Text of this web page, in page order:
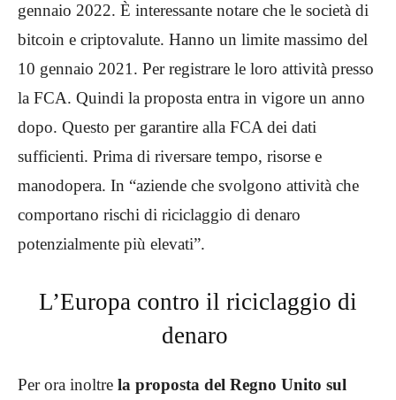
gennaio 2022. È interessante notare che le società di
bitcoin e criptovalute. Hanno un limite massimo del
10 gennaio 2021. Per registrare le loro attività presso
la FCA. Quindi la proposta entra in vigore un anno
dopo. Questo per garantire alla FCA dei dati
sufficienti. Prima di riversare tempo, risorse e
manodopera. In “aziende che svolgono attività che
comportano rischi di riciclaggio di denaro
potenzialmente più elevati”.
L’Europa contro il riciclaggio di
denaro
Per ora inoltre la proposta del Regno Unito sul